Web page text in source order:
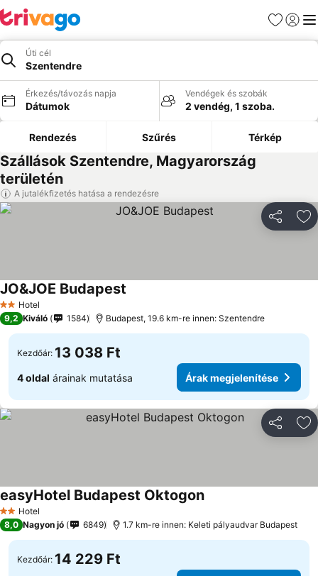
Kedvencek
Úti cél
Szentendre
Érkezés/távozás napja
Dátumok
Vendégek és szobák
2 vendég, 1 szoba.
Rendezés Szűrés Térkép
Szállások Szentendre, Magyarország
területén
A jutalékfizetés hatása a rendezésre
2 Kategória
Hotel
JO&JOE Budapest
9,2 Kiváló 1584 Budapest, 19.6 km-re innen: Szentendre
Kezdőár: 13 038 Ft
4 oldal árainak mutatása Árak megjelenítése
2 Kategória
Hotel
easyHotel Budapest OktogonÁrak megjelenítése
8,0 Nagyon jó 6849 1.7 km-re innen: Keleti pályaudvar Budapest
Kezdőár: 14 229 Ft